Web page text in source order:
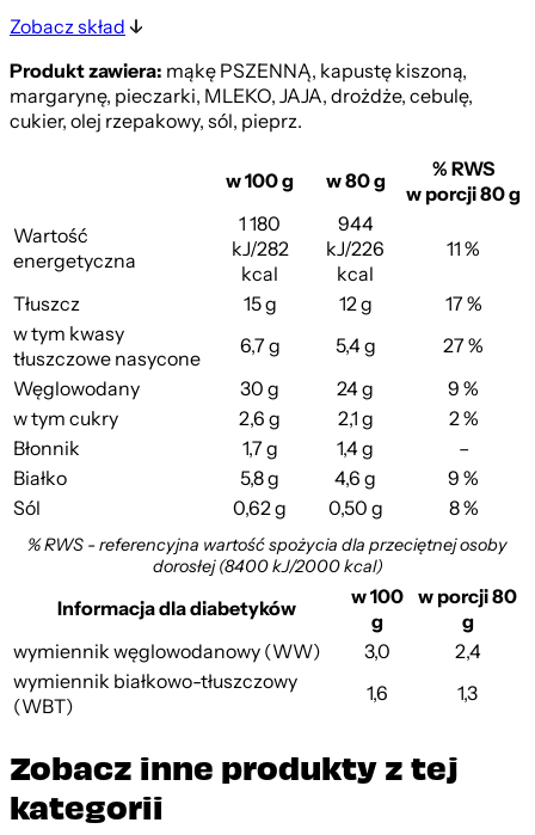
Zobacz skład
Produkt zawiera: mąkę PSZENNĄ, kapustę kiszoną,
margarynę, pieczarki, MLEKO, JAJA, drożdże, cebulę,
cukier, olej rzepakowy, sól, pieprz.
w 100 g w 80 g
% RWS
w porcji 80 g
Wartość
energetyczna
1 180
kJ/282
kcal
944
kJ/226
kcal
11 %
Tłuszcz 15 g 12 g
17 %
w tym kwasy
tłuszczowe nasycone
6,7 g 5,4 g
27 %
Węglowodany
30 g 24 g
9 %
w tym cukry
2,6 g 2,1 g
2 %
Błonnik
1,7 g 1,4 g
–
Białko
5,8 g 4,6 g
9 %
Sól
0,62 g 0,50 g 8 %
% RWS - referencyjna wartość spożycia dla przeciętnej osoby
dorosłej (8400 kJ/2000 kcal)
Informacja dla diabetyków
w 100
g
w porcji 80
g
wymiennik węglowodanowy (WW)
3,0
2,4
wymiennik białkowo-tłuszczowy
(WBT)
1,6 1,3
Zobacz inne produkty z tej
kategorii